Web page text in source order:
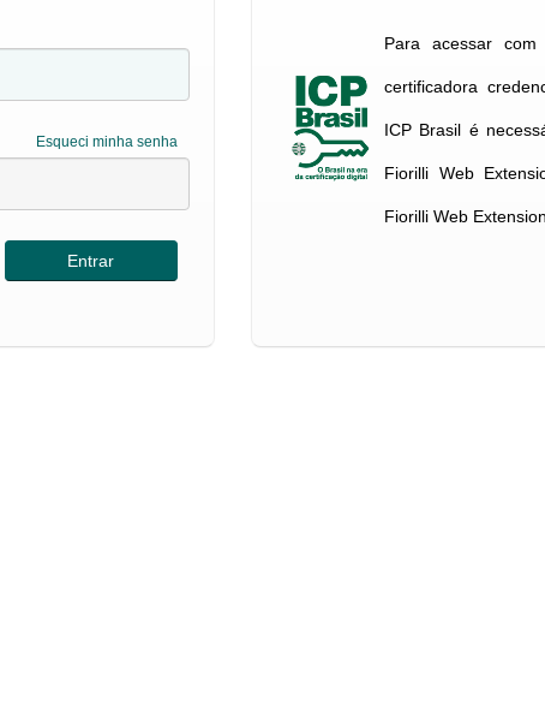
Esqueci minha senha
Para acessar
certificadora
ICP Brasil é
Fiorilli Web
Fiorilli Web